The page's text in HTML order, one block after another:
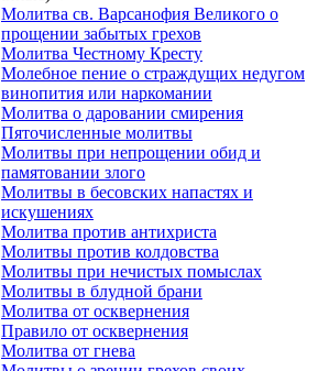
Молитва св. Варсанофия Великого о
прощении забытых грехов
Молитва Честному Кресту
Молебное пение о страждущих недугом
винопития или наркомании
Молитва о даровании смирения
Пяточисленные молитвы
Молитвы при непрощении обид и
памятовании злого
Молитвы в бесовских напастях и
искушениях
Молитва против антихриста
Молитвы против колдовства
Молитвы при нечистых помыслах
Молитвы в блудной брани
Молитва от осквернения
Правило от осквернения
Молитва от гнева